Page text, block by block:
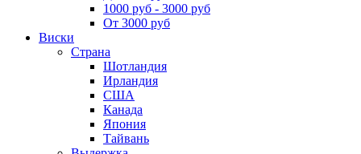
1000 руб - 3000 руб
От 3000 руб
Виски
Страна
Шотландия
Ирландия
США
Канада
Япония
Тайвань